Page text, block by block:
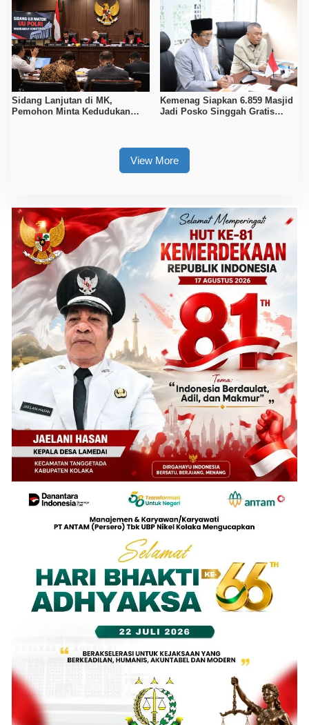
Sidang Lanjutan di MK,
Pemohon Minta Kedudukan
Kemenag Siapkan 6.859 Masjid
Jadi Posko Singgah Gratis
View More